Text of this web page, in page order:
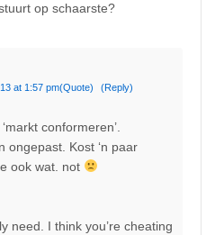
op schaarste?
at 1:57 pm(Quote) (Reply)
conformeren’.
ongepast. Kost ‘n paar
ook wat. not
need. I think you’re cheating